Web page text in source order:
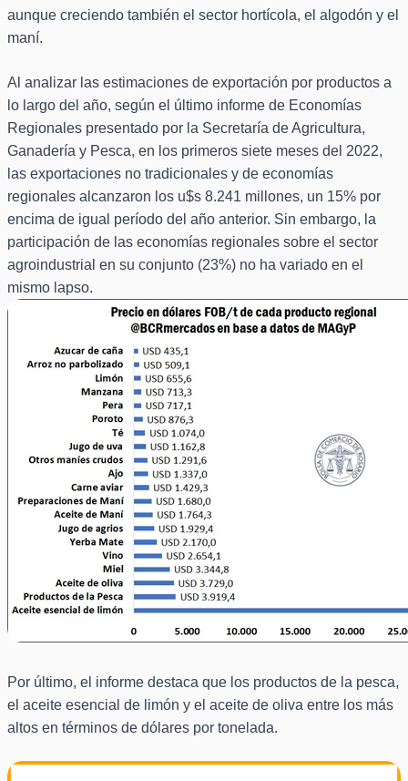
aunque creciendo también el sector hortícola, el algodón y el
maní.
Al analizar las estimaciones de exportación por productos a
lo largo del año, según el último informe de Economías
Regionales presentado por la Secretaría de Agricultura,
Ganadería y Pesca, en los primeros siete meses del 2022,
las exportaciones no tradicionales y de economías
regionales alcanzaron los u$s 8.241 millones, un 15% por
encima de igual período del año anterior. Sin embargo, la
participación de las economías regionales sobre el sector
agroindustrial en su conjunto (23%) no ha variado en el
mismo lapso.
Por último, el informe destaca que los productos de la pesca,
el aceite esencial de limón y el aceite de oliva entre los más
altos en términos de dólares por tonelada.